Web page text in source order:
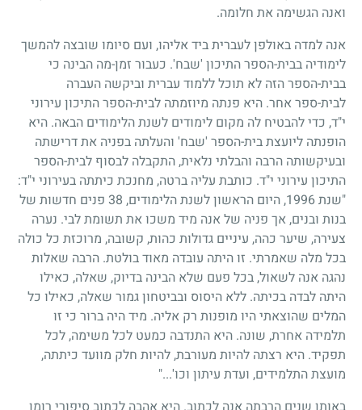
ואנה הגשימה את חלומה.
אנה למדה באולפן לעברית ביד אליהו, ועם סיומו שובצה להמשך
לימודיה בבית-הספר התיכון 'שבח'. כעבור זמן-מה הבינה כי
בבית-הספר הזה לא תוכל ללמוד עברית וביקשה העברה
לבית-ספר אחר. היא פנתה מיוזמתה לבית-הספר התיכון עירוני
י"ד, כדי להבטיח לה מקום לימודים לשנת הלימודים הבאה. היא
הופנתה ליועצת בית-הספר 'שבח' והעלתה בפניה את דרישתה
ובעיקשותה הרבה והבלתי נלאית, התקבלה לבסוף לבית-הספר
התיכון עירוני י"ד. כותבת עליה ברטה, מחנכת כיתתה בעירוני י"ד:
"שנת1996, היום הראשון לשנת הלימודים, 38 פנים חדשות של
בנות ובנים, אך פניה של אנה מיד משכו את תשומת לבי. נערה
צעירה, שיער כהה, עיניים גדולות כהות, קשובה, מרוכזת כל כולה
בכל מלה שאמרתי. זו היתה עובדה מאוד בולטת. הרבה שאלות
נהגה אנה לשאול, בכל פעם שלא הבינה בדיוק, שאלה, כאילו
היתה לבדה בכיתה. ללא היסוס ובביטחון גמור שאלה, כאילו כל
המלים שהוצאתי היו מופנות רק אליה. מיד היה ברור כי זו
תלמידה אחרת, שונה. היא התנדבה כמעט לכל משימה, לכל
תפקיד. היא רצתה להיות מעורבת, להיות חלק מוועד כיתתה,
מועצת התלמידים, ועדת עיתון וכו'..."